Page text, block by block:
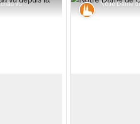
Le village de Lachau vu depuis la Tour du Riable - Manon SAPHORE - PNR Baronnies provençales
Patrimoine